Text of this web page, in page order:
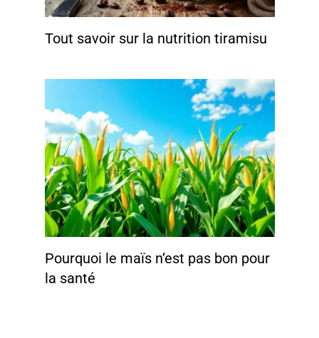
Tout savoir sur la nutrition tiramisu
Pourquoi le maïs n’est pas bon pour
la santé